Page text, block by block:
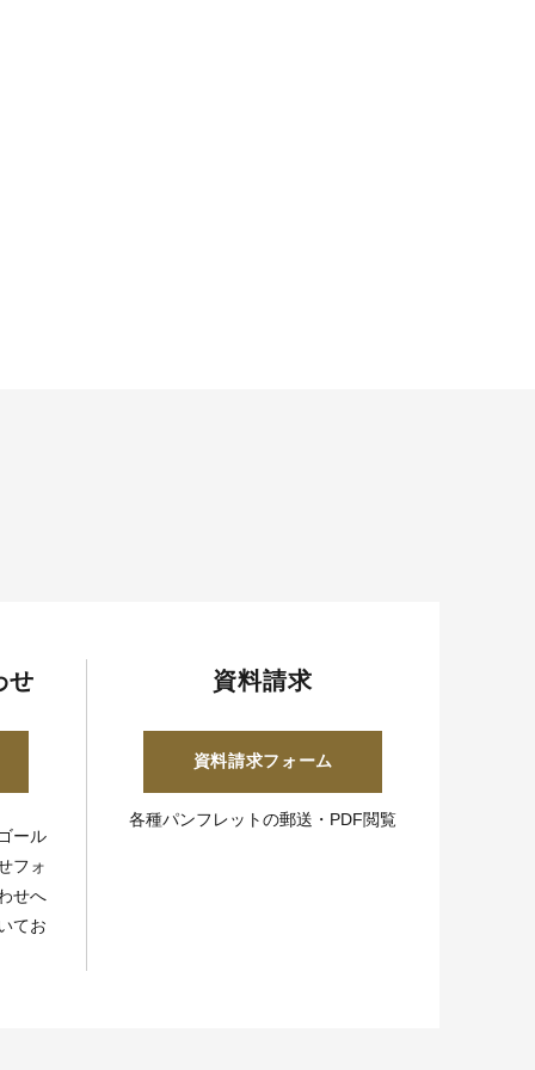
せ
ール
フォ
せへ
てお
資料請求
資料請求フォーム
各種パンフレットの郵送・PDF閲覧